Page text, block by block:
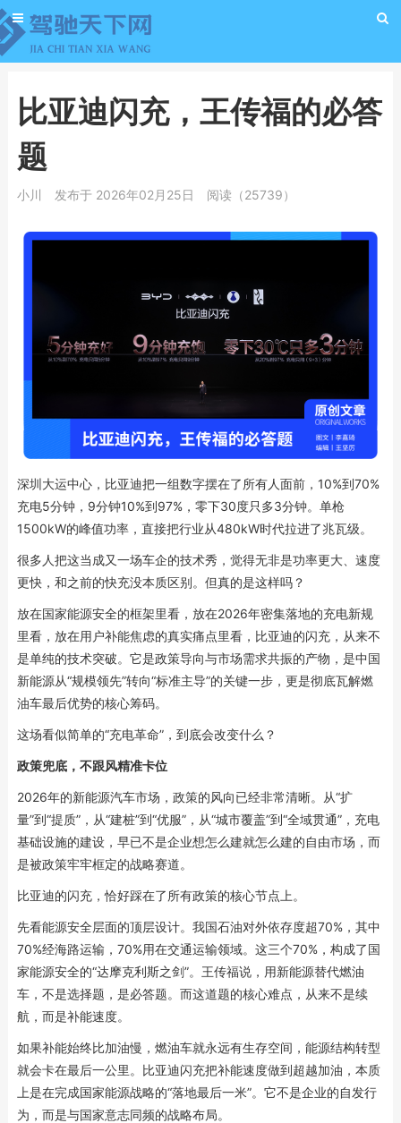
比亚迪闪充，王传福的必答
题
小川 发布于 2026年02月25日 阅读（25739）
深圳大运中心，比亚迪把一组数字摆在了所有人面前，10%到70%
充电5分钟，9分钟10%到97%，零下30度只多3分钟。单枪
1500kW的峰值功率，直接把行业从480kW时代拉进了兆瓦级。
很多人把这当成又一场车企的技术秀，觉得无非是功率更大、速度
更快，和之前的快充没本质区别。但真的是这样吗？
放在国家能源安全的框架里看，放在2026年密集落地的充电新规
里看，放在用户补能焦虑的真实痛点里看，比亚迪的闪充，从来不
是单纯的技术突破。它是政策导向与市场需求共振的产物，是中国
新能源从“规模领先”转向“标准主导”的关键一步，更是彻底瓦解燃
油车最后优势的核心筹码。
这场看似简单的“充电革命”，到底会改变什么？
政策兜底，不跟风精准卡位
2026年的新能源汽车市场，政策的风向已经非常清晰。从“扩
量”到“提质”，从“建桩”到“优服”，从“城市覆盖”到“全域贯通”，充电
基础设施的建设，早已不是企业想怎么建就怎么建的自由市场，而
是被政策牢牢框定的战略赛道。
比亚迪的闪充，恰好踩在了所有政策的核心节点上。
先看能源安全层面的顶层设计。我国石油对外依存度超70%，其中
70%经海路运输，70%用在交通运输领域。这三个70%，构成了国
家能源安全的“达摩克利斯之剑”。王传福说，用新能源替代燃油
车，不是选择题，是必答题。而这道题的核心难点，从来不是续
航，而是补能速度。
如果补能始终比加油慢，燃油车就永远有生存空间，能源结构转型
就会卡在最后一公里。比亚迪闪充把补能速度做到超越加油，本质
上是在完成国家能源战略的“落地最后一米”。它不是企业的自发行
为，而是与国家意志同频的战略布局。